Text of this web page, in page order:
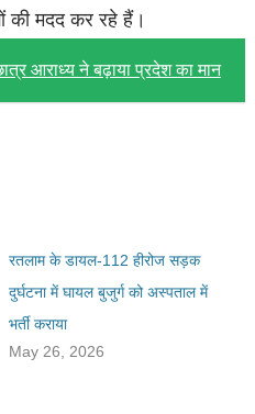
की मदद कर रहे हैं।
आराध्य ने बढ़ाया प्रदेश का मान
रतलाम के डायल-112 हीरोज सड़क
दुर्घटना में घायल बुजुर्ग को अस्पताल में
भर्ती कराया
May 26, 2026